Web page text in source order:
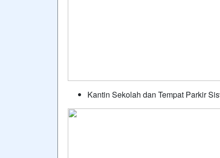
Kantin Sekolah dan Tempat Parkir